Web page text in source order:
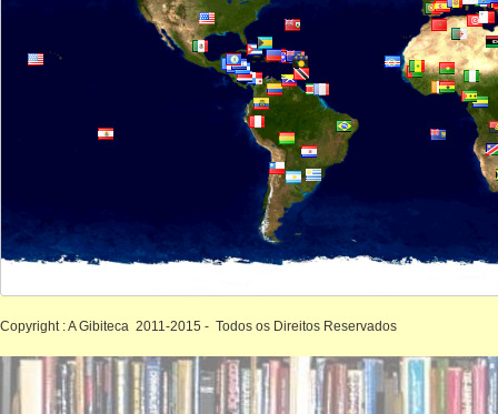
Copyright : A Gibiteca 2011-2015 - Todos os Direitos Reservados